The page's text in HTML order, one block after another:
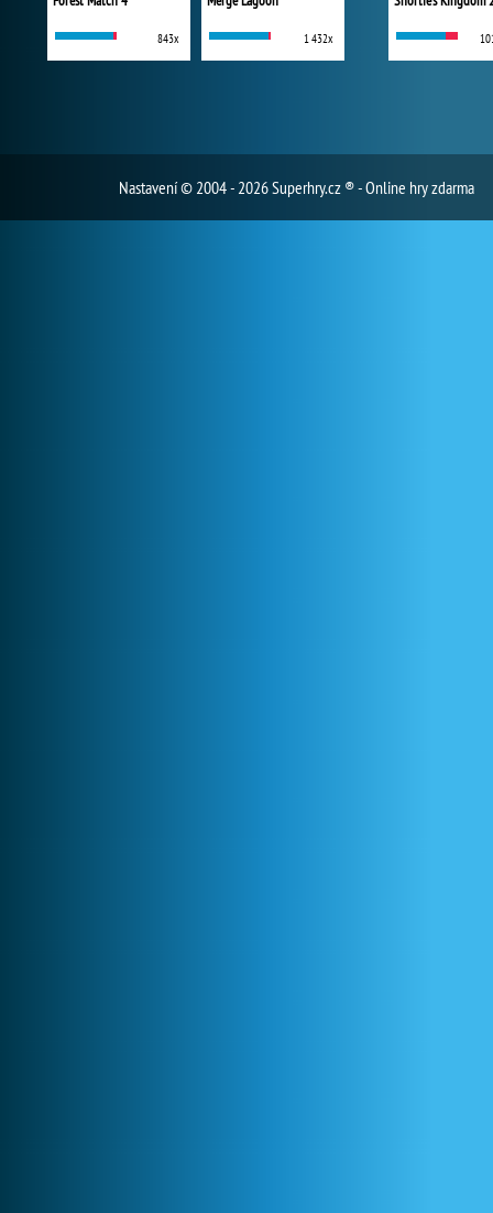
843x 1 432x
Nastavení© 2004 - 2026 Superhry.cz ® - Online hry zdarma